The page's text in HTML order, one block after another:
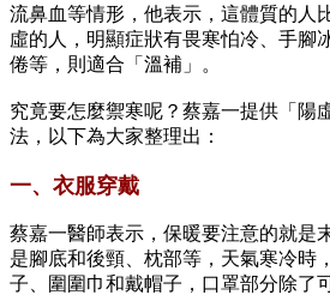
流鼻血等情形，他表示，這體質的人
虛的人，明顯症狀有畏寒怕冷、手腳
倦等，則適合「溫補」。
究竟要怎麼禦寒呢？蔡嘉一提供「陽
法，以下為大家整理出：
一、衣服穿戴
蔡嘉一醫師表示，保暖要注意的就是
是腳底和後頸、枕部等，天氣寒冷時
子、圍圍巾和戴帽子，口罩部分除了